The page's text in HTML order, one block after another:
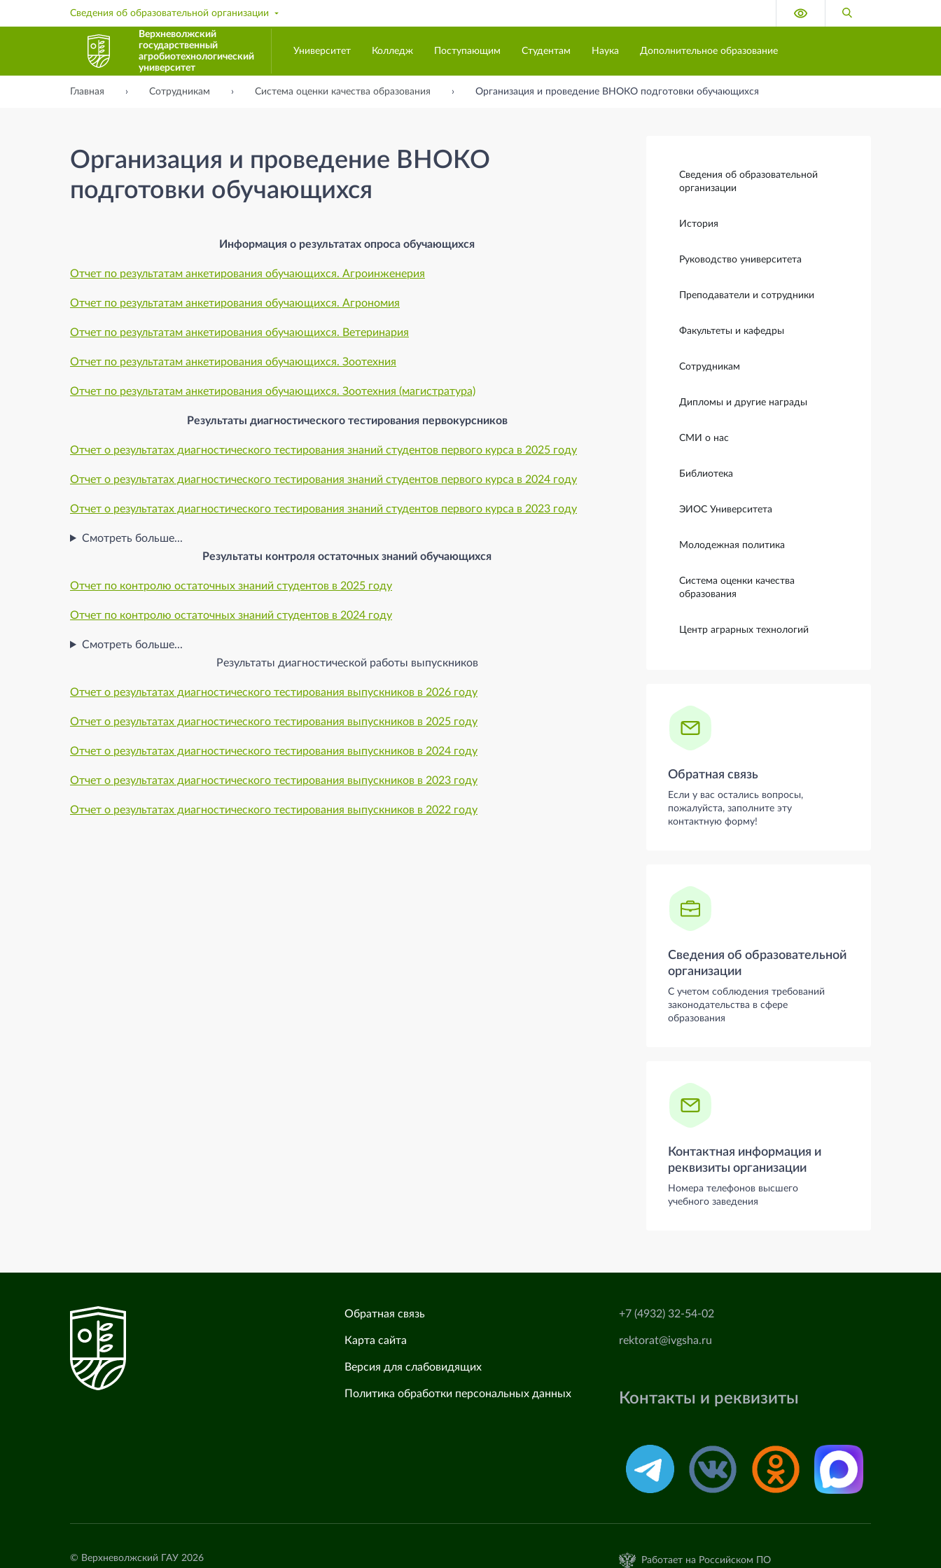
Сведения об образовательной организации Версия для слабовидящих
Верхневолжский
государственный
агробиотехнологический
университет
Университет Колледж Поступающим Студентам Наука Дополнительное образование
Главная Сотрудникам Система оценки качества образования Организация и проведение ВНОКО подготовки обучающихся
Организация и проведение ВНОКО
подготовки обучающихся
Информация о результатах опроса обучающихся
Отчет по результатам анкетирования обучающихся. Агроинженерия
Отчет по результатам анкетирования обучающихся. Агрономия
Отчет по результатам анкетирования обучающихся. Ветеринария
Отчет по результатам анкетирования обучающихся. Зоотехния
Отчет по результатам анкетирования обучающихся. Зоотехния (магистратура)
Результаты диагностического тестирования первокурсников
Отчет о результатах диагностического тестирования знаний студентов первого курса в 2025 году
Отчет о результатах диагностического тестирования знаний студентов первого курса в 2024 году
Отчет о результатах диагностического тестирования знаний студентов первого курса в 2023 году
Смотреть больше...
Результаты контроля остаточных знаний обучающихся
Отчет по контролю остаточных знаний студентов в 2025 году
Отчет по контролю остаточных знаний студентов в 2024 году
Смотреть больше...
Результаты диагностической работы выпускников
Отчет о результатах диагностического тестирования выпускников в 2026 году
Отчет о результатах диагностического тестирования выпускников в 2025 году
Отчет о результатах диагностического тестирования выпускников в 2024 году
Отчет о результатах диагностического тестирования выпускников в 2023 году
Отчет о результатах диагностического тестирования выпускников в 2022 году
Сведения об образовательной
организации
История
Руководство университета
Преподаватели и сотрудники
Факультеты и кафедры
Сотрудникам
Дипломы и другие награды
СМИ о нас
Библиотека
ЭИОС Университета
Молодежная политика
Система оценки качества
образования
Центр аграрных технологий
Обратная связь
Если у вас остались вопросы,
пожалуйста, заполните эту
контактную форму!
Сведения об образовательной
организации
С учетом соблюдения требований
законодательства в сфере
образования
Контактная информация и
реквизиты организации
Номера телефонов высшего
учебного заведения
Обратная связь
Карта сайта
Версия для слабовидящих
Политика обработки персональных данных
+7 (4932) 32-54-02
rektorat@ivgsha.ru
Контакты и реквизиты
© Верхневолжский ГАУ 2026 Работает на Российском ПО